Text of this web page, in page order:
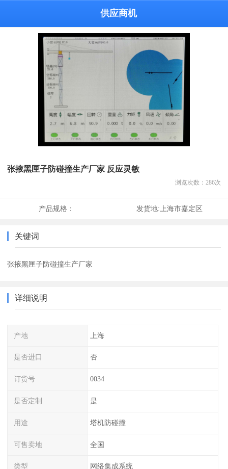
供应商机
张掖黑匣子防碰撞生产厂家 反应灵敏
浏览次数： 286次
产品规格： 发货地:上海市嘉定区
关键词
张掖黑匣子防碰撞生产厂家
详细说明
产地 上海
是否进口 否
订货号 0034
是否定制 是
用途 塔机防碰撞
可售卖地 全国
类型 网络集成系统